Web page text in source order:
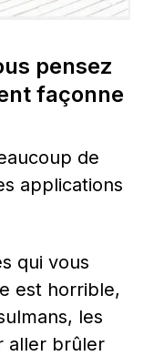
pensez
façonne
de
applications
qui vous
est horrible,
les
aller brûler